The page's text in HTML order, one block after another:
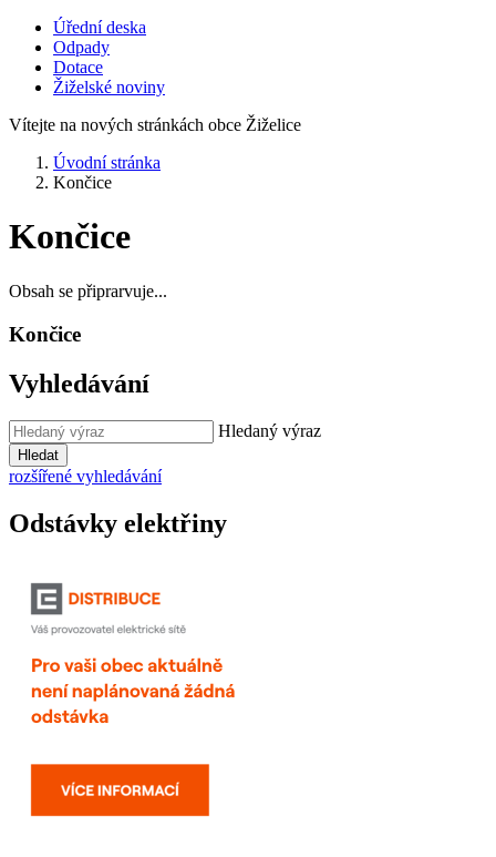
Úřední deska
Odpady
Dotace
Žiželské noviny
Vítejte na nových stránkách obce Žiželice
Úvodní stránka
Končice
Končice
Obsah se připrarvuje...
Končice
Vyhledávání
Hledaný výraz
Hledat
rozšířené vyhledávání
Odstávky elektřiny